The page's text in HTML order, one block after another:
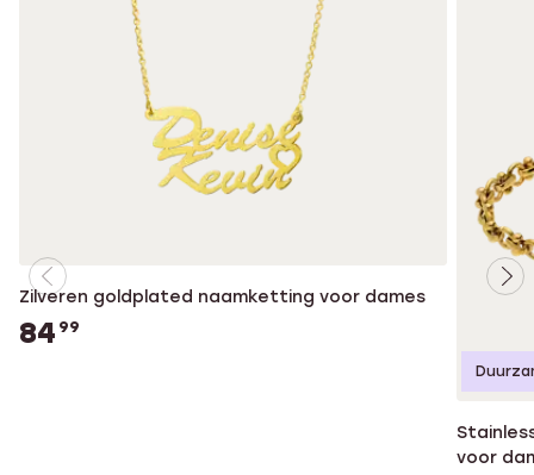
Zilveren goldplated naamketting voor dames
84 99
voor